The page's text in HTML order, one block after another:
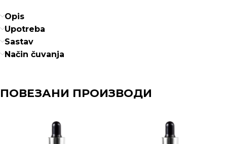
Opis
Upotreba
Sastav
Način čuvanja
ПОВЕЗАНИ ПРОИЗВОДИ